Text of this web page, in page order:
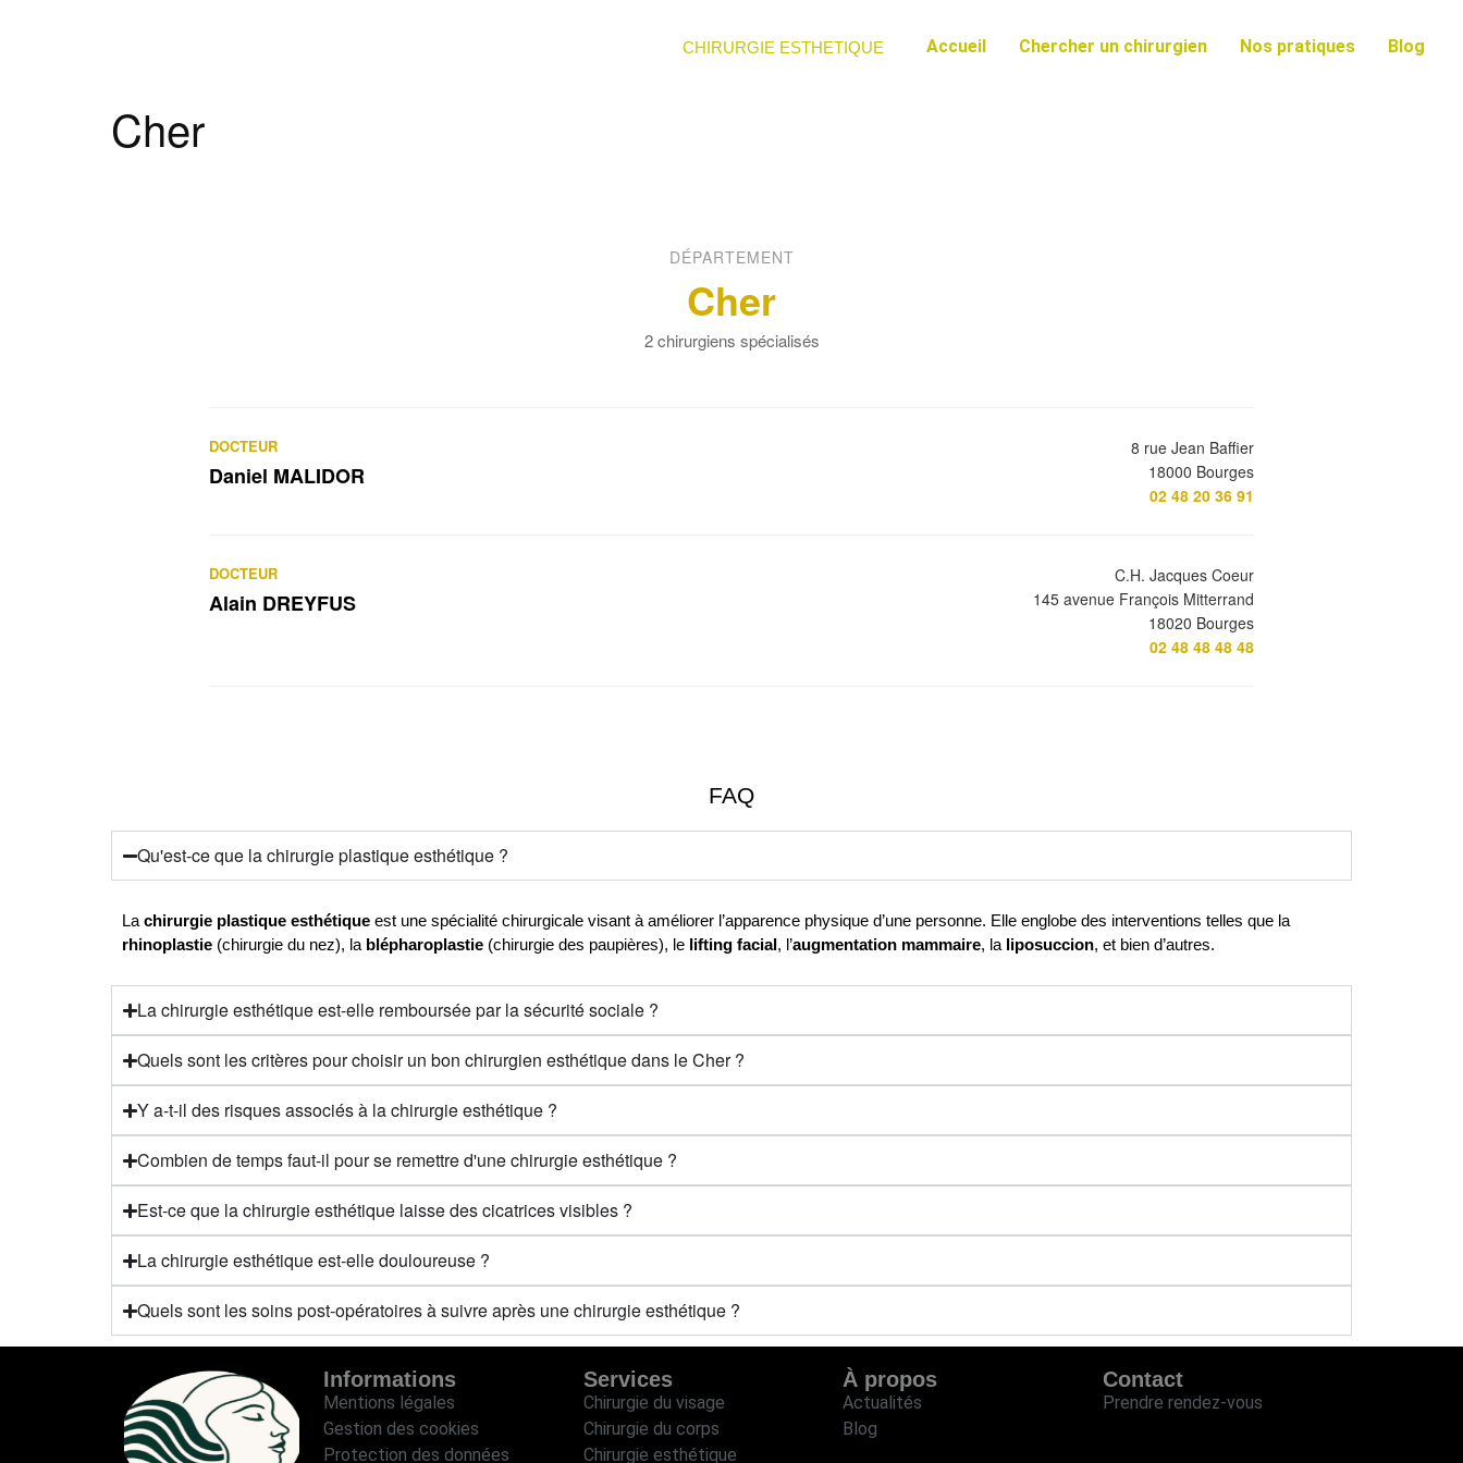
Accueil Chercher un chirurgien Nos pratiques Blog
CHIRURGIE ESTHETIQUE
Cher
DÉPARTEMENT
Cher
2 chirurgiens spécialisés
DOCTEUR
Daniel MALIDOR
8 rue Jean Baffier
18000 Bourges
02 48 20 36 91
DOCTEUR
Alain DREYFUS
C.H. Jacques Coeur
145 avenue François Mitterrand
18020 Bourges
02 48 48 48 48
FAQ
Qu'est-ce que la chirurgie plastique esthétique ?
La chirurgie plastique esthétique
rhinoplastie (chirurgie du nez), la blépharoplastie (chirurgie des paupières), le lifting facial , l’augmentation mammaire, la liposuccion, et bien d’autres.
La chirurgie esthétique est-elle remboursée par la sécurité sociale ?
Quels sont les critères pour choisir un bon chirurgien esthétique dans le Cher ?
Y a-t-il des risques associés à la chirurgie esthétique ?
Combien de temps faut-il pour se remettre d'une chirurgie esthétique ?
Est-ce que la chirurgie esthétique laisse des cicatrices visibles ?
La chirurgie esthétique est-elle douloureuse ?
Quels sont les soins post-opératoires à suivre après une chirurgie esthétique ?
Informations
Mentions légales
Gestion des cookies
Protection des données
Services
Chirurgie du visage
Chirurgie du corps
Chirurgie esthétique
À propos
Actualités
Blog
Contact
Prendre rendez-vous